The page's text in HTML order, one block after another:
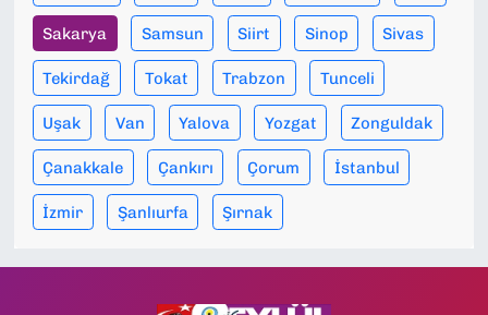
Sakarya Samsun Siirt Sinop Sivas
Tekirdağ Tokat Trabzon Tunceli
Uşak Van Yalova Yozgat Zonguldak
Çanakkale Çankırı Çorum İstanbul
İzmir Şanlıurfa Şırnak